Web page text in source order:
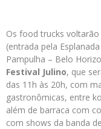
Os food trucks
(entrada pela
Pampulha – Belo
Festival Julino, que
das 11h às 20h, com
gastronômicas, entre
além de barraca com
com shows da banda